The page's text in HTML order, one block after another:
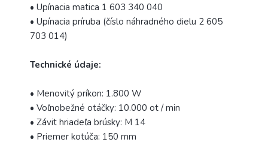
• Upínacia matica 1 603 340 040
• Upínacia príruba (číslo náhradného dielu 2 605
703 014)
Technické údaje:
• Menovitý príkon: 1.800 W
• Voľnobežné otáčky: 10.000 ot / min
• Závit hriadeľa brúsky: M 14
• Priemer kotúča: 150 mm